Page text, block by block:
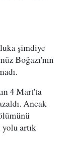
şimdiye
Boğazı'nın
4 Mart'ta
Ancak
yolu artık